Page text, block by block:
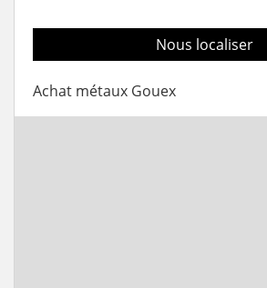
Nous localiser
Achat métaux Gouex